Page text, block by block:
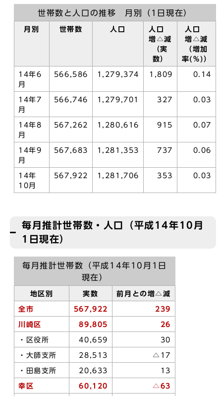
世帯数と人口の推移 月別（1日現在）
月別 世帯数 人口
人口
増△減
（実
数）
人口
増△減
（増加
率(％)）
14年6
月
566,586 1,279,374 1,809 0.14
14年7
月
566,746 1,279,701 327 0.03
14年8
月
567,262 1,280,616 915 0.07
14年9
月
567,683 1,281,353 737 0.06
14年
10月
567,922 1,281,706 353 0.03
毎月推計世帯数・人口（平成14年10月
1日現在）
毎月推計世帯数（平成14年10月1日
現在）
地区別 実数 前月との増△減
全市 567,922 239
川崎区 89,805 26
・区役所 40,659 30
・大師支所 28,513 △17
・田島支所 20,633 13
幸区 60,120 △63